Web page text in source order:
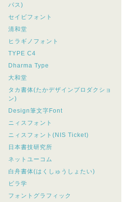
パス)
セイビフォント
清和堂
ヒラギノフォント
TYPE C4
Dharma Type
大和堂
タカ書体(たかデザインプロダクショ
ン)
Design筆文字Font
ニィスフォント
ニィスフォント(NIS Ticket)
日本書技研究所
ネットユーコム
白舟書体(はくしゅうしょたい)
ビラ学
フォントグラフィック